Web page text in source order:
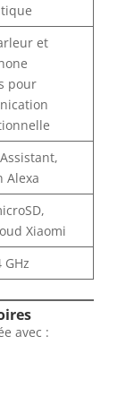
et
pour
Alexa
Xiaomi
GHz
avec :